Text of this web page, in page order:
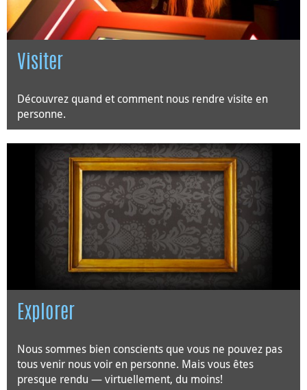
Visiter
Découvrez quand et comment nous rendre visite en
personne.
Explorer
Nous sommes bien conscients que vous ne pouvez pas
tous venir nous voir en personne. Mais vous êtes
presque rendu — virtuellement, du moins!